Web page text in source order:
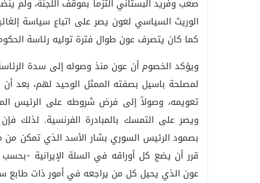
صعب وفريد البستاني التزما بموقف اللجنة، ولم
الوريث السياسي لعون يصر على اتباع سياسة
كما كان يتصرف عون طوال فترة توليه رئاسة الحكومة
ويؤكد الخصوم أن عون منذ وصوله إلى سدة
لمصلحة باسيل بصفته الممثل الوحيد لهم، بعد
تعويمه، وصولاً إلى فرض شروطه على الرئيس
ويصر على التمسك بالمبادرة الفرنسية. لذلك
بصمود الرئيس السوري بشار الأسد الذي تمكن من
قرر أن يضع كل أوراقه في السلة الإيرانية -
عون الذي يحيل كل من يراجعه في أمور ذات